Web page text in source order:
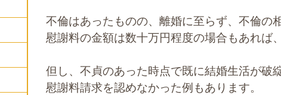
不倫はあったものの、離婚に至らず、不倫の
慰謝料の金額は数十万円程度の場合もあれば
但し、不貞のあった時点で既に結婚生活が破
慰謝料請求を認めなかった例もあります。